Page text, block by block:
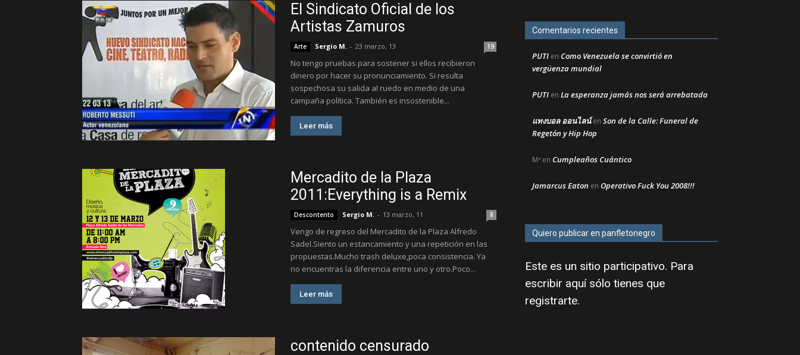
El Sindicato Oficial de los
Artistas Zamuros
Arte Sergio M. - 23 marzo, 13 19
No tengo pruebas para sostener si ellos recibieron
dinero por hacer su pronunciamiento. Si resulta
sospechosa su salida al ruedo en medio de una
campaña política. También es insostenible...
Leer más
Mercadito de la Plaza
2011:Everything is a Remix
Descontento Sergio M. - 13 marzo, 11 8
Vengo de regreso del Mercadito de la Plaza Alfredo
Sadel.Siento un estancamiento y una repetición en las
propuestas.Mucho trash deluxe,poca consistencia. Ya
no encuentras la diferencia entre uno y otro.Poco...
Leer más
contenido censurado
Comentarios recientes
PUTI en Como Venezuela se convirtió en
vergüenza mundial
PUTI en La esperanza jamás nos será arrebatada
แทงบอล ออนไลน์en Son de la Calle: Funeral de
Regetón y Hip Hop
Mª en Cumpleaños Cuántico
Jamarcus Eaton en Operativo Fuck You 2008!!!
Quiero publicar en panfletonegro
Este es un sitio participativo. Para
escribir aquí sólo tienes que
registrarte.